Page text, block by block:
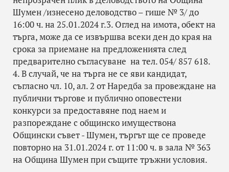
Шумен /изнесено деловодство – гише № 3/ до
16:00 ч. на 25.01.2024 г.3. Оглед на имота, обект на
търга, може да се извършва всеки ден до края на
срока за приемане на предложенията след
предварително съгласуване на тел. 054/ 857 618.
4. В случай, че на търга не се яви кандидат,
съгласно чл. 10, ал. 2 от Наредба за провеждане на
публични търгове и публично оповестени
конкурси за предоставяне под наем и
разпореждане с общинско имуществона
Общински съвет - Шумен, търгът ще се проведе
повторно на 31.01.2024 г. от 11:00 ч. в зала № 363
на Община Шумен при същите тръжни условия.